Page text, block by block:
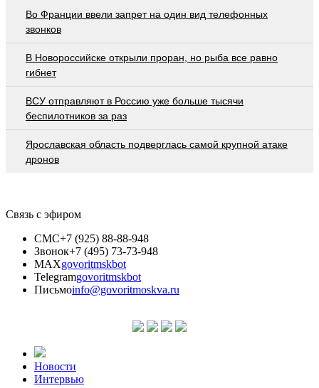
Во Франции ввели запрет на один вид телефонных
звонков
В Новороссийске открыли проран, но рыба все равно
гибнет
ВСУ отправляют в Россию уже больше тысячи
беспилотников за раз
Ярославская область подверглась самой крупной атаке
дронов
Связь с эфиром
СМС+7 (925) 88-88-948
Звонок+7 (495) 73-73-948
MAXgovoritmskbot
Telegramgovoritmskbot
Письмоinfo@govoritmoskva.ru
Новости
Интервью